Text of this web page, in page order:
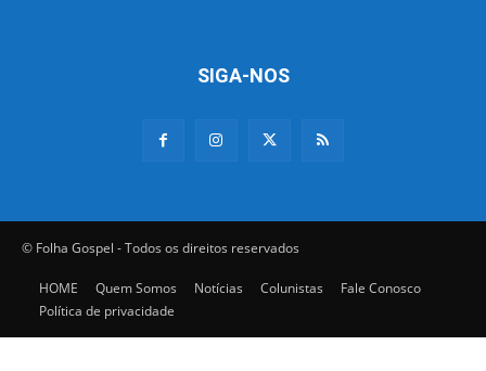
SIGA-NOS
© Folha Gospel - Todos os direitos reservados
HOME Quem Somos Notícias Colunistas
Fale Conosco
Política de privacidade